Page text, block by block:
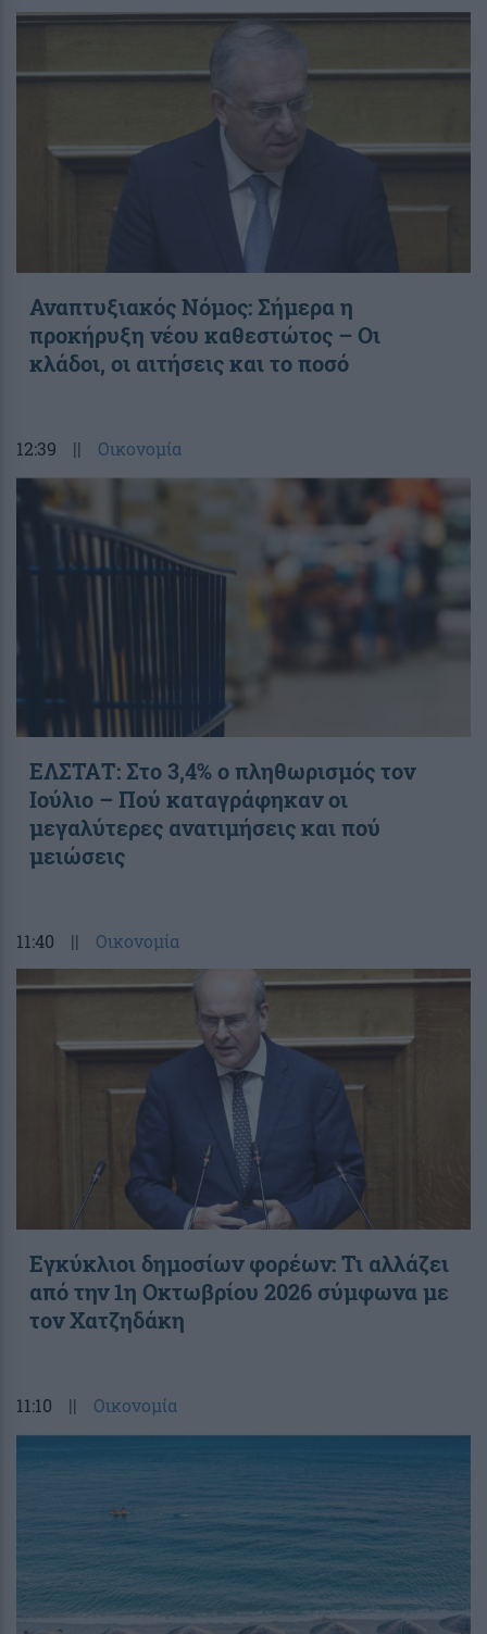
Αναπτυξιακός Νόμος: Σήμερα η
προκήρυξη νέου καθεστώτος – Οι
κλάδοι, οι αιτήσεις και το ποσό
12:39 || Οικονομία
ΕΛΣΤΑΤ: Στο 3,4% ο πληθωρισμός τον
Ιούλιο – Πού καταγράφηκαν οι
μεγαλύτερες ανατιμήσεις και πού
μειώσεις
11:40 || Οικονομία
Εγκύκλιοι δημοσίων φορέων: Τι αλλάζει
από την 1η Οκτωβρίου 2026 σύμφωνα με
τον Χατζηδάκη
11:10 || Οικονομία